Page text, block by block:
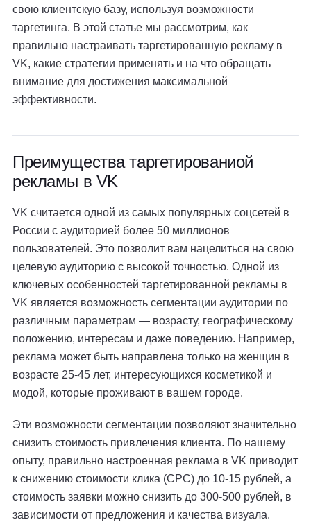
свою клиентскую базу, используя возможности
таргетинга. В этой статье мы рассмотрим, как
правильно настраивать таргетированную рекламу в
VK, какие стратегии применять и на что обращать
внимание для достижения максимальной
эффективности.
Преимущества таргетированиой
рекламы в VK
VK считается одной из самых популярных соцсетей в
России с аудиторией более 50 миллионов
пользователей. Это позволит вам нацелиться на свою
целевую аудиторию с высокой точностью. Одной из
ключевых особенностей таргетированной рекламы в
VK является возможность сегментации аудитории по
различным параметрам — возрасту, географическому
положению, интересам и даже поведению. Например,
реклама может быть направлена только на женщин в
возрасте 25-45 лет, интересующихся косметикой и
модой, которые проживают в вашем городе.
Эти возможности сегментации позволяют значительно
снизить стоимость привлечения клиента. По нашему
опыту, правильно настроенная реклама в VK приводит
к снижению стоимости клика (CPC) до 10-15 рублей, а
стоимость заявки можно снизить до 300-500 рублей, в
зависимости от предложения и качества визуала.